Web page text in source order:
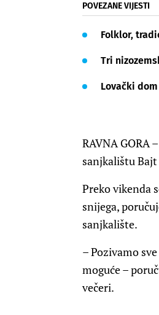
POVEZANE VIJESTI
Folklor,
Tri
Lovački
RAVNA GORA
sanjkalištu
Preko vikenda
snijega,
sanjkalište.
– Pozivamo
moguće –
večeri.